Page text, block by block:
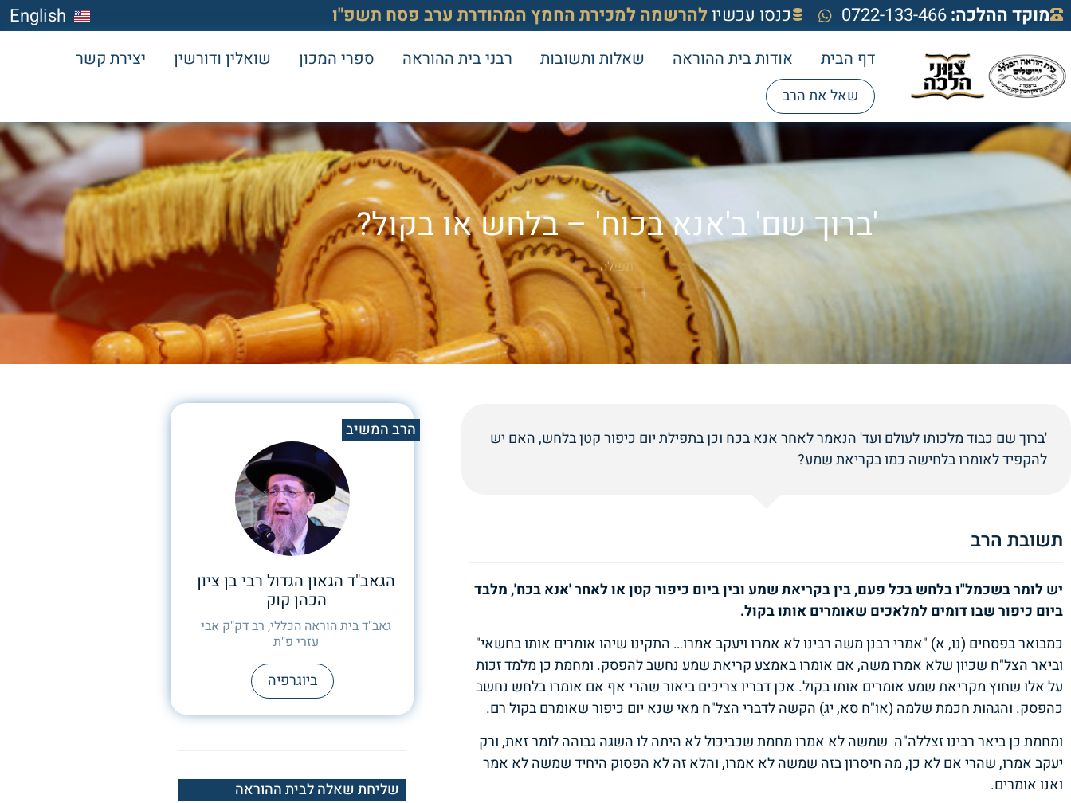
מוקד ההלכה: כנסו עכשיולהרשמה למכירת החמץ המהודרת ערב פסח תשפ"ו English
דף הבית אודות בית ההוראה שאלות ותשובות רבני בית ההוראה ספרי המכון שואלין ודורשין יצירת קשר
שאל את הרב
'ברוך שם' ב'אנא בכוח' – בלחש או בקול?
תפילה
'ברוך שם כבוד מלכותו לעולם ועד' הנאמר לאחר אנא בכח וכן בתפילת יום כיפור קטן בלחש, האם יש
להקפיד לאומרו בלחישה כמו בקריאת שמע?
תשובת הרב
יש לומר בשכמל"ו בלחש בכל פעם, בין בקריאת שמע ובין ביום כיפור קטן או לאחר 'אנא בכח', מלבד
ביום כיפור שבו דומים למלאכים שאומרים אותו בקול.
כמבואר בפסחים (נו, א) "אמרי רבנן משה רבינו לא אמרו ויעקב אמרו… התקינו שיהו אומרים אותו בחשאי"
וביאר הצל"ח שכיון שלא אמרו משה, אם אומרו באמצע קריאת שמע נחשב להפסק. ומחמת כן מלמד זכות
על אלו שחוץ מקריאת שמע אומרים אותו בקול. אכן דבריו צריכים ביאור שהרי אף אם אומרו בלחש נחשב
כהפסק. והגהות חכמת שלמה (או"ח סא, יג) הקשה לדברי הצל"ח מאי שנא יום כיפור שאומרם בקול רם.
ומחמת כן ביאר רבינו זצללה"ה שמשה לא אמרו מחמת שכביכול לא היתה לו השגה גבוהה לומר זאת, ורק
יעקב אמרו, שהרי אם לא כן, מה חיסרון בזה שמשה לא אמרו, והלא זה לא הפסוק היחיד שמשה לא אמר
ואנו אומרים.
הרב המשיב
הגאב"ד הגאון הגדול רבי בן ציון
הכהן קוק
גאב"ד בית הוראה הכללי, רב דק"ק אבי
עזרי פ"ת
ביוגרפיה
שליחת שאלה לבית ההוראה